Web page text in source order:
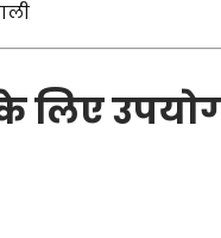
लिए